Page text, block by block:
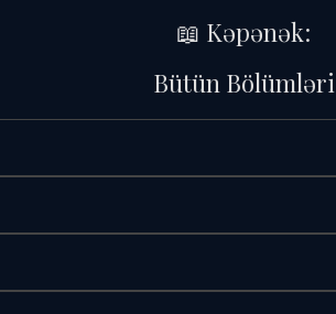
📖 Kəpənək:
Bütün Bölümləri